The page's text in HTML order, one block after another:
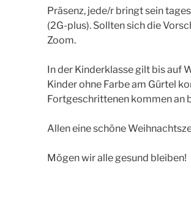
Präsenz, jede/r bringt sein
(2G-plus). Sollten sich die
Zoom.
In der Kinderklasse gilt bis auf
Kinder ohne Farbe am Gürtel
Fortgeschrittenen kommen an
Allen eine schöne
Mögen wir alle gesund bleiben!